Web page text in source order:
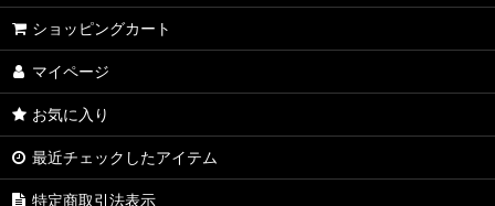
ブレーキ類
ウィンチ
ホイール
ドレスアップ
ショッピングカート
マイページ
お気に入り
最近チェックしたアイテム
特定商取引法表示